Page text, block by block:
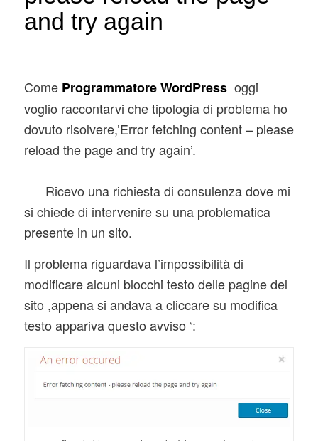
and try again
Come Programmatore WordPress oggi
voglio raccontarvi che tipologia di problema ho
dovuto risolvere,’Error fetching content – please
reload the page and try again’.
Ricevo una richiesta di consulenza dove mi
si chiede di intervenire su una problematica
presente in un sito.
Il problema riguardava l’impossibilità di
modificare alcuni blocchi testo delle pagine del
sito ,appena si andava a cliccare su modifica
testo appariva questo avviso ‘: